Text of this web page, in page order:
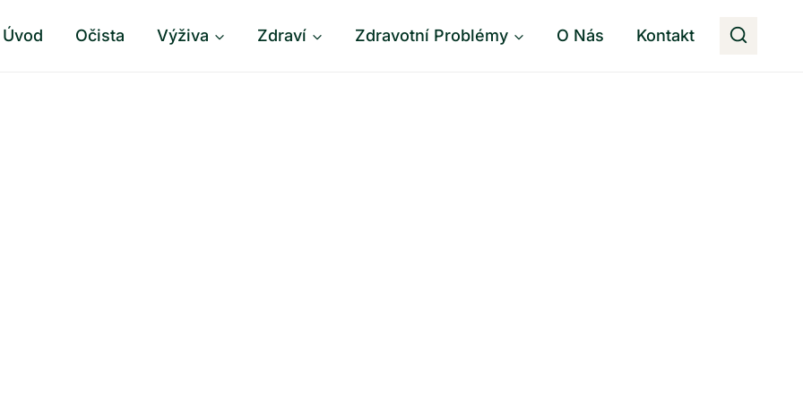
Úvod Očista Výživa Zdraví Zdravotní Problémy O Nás Kontakt